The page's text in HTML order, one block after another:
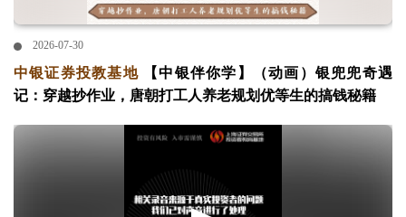
2026-07-30
中银证券投教基地
【中银伴你学】（动画）银兜兜奇遇
记：穿越抄作业，唐朝打工人养老规划优等生的搞钱秘籍